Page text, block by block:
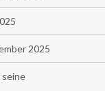
2025
seine